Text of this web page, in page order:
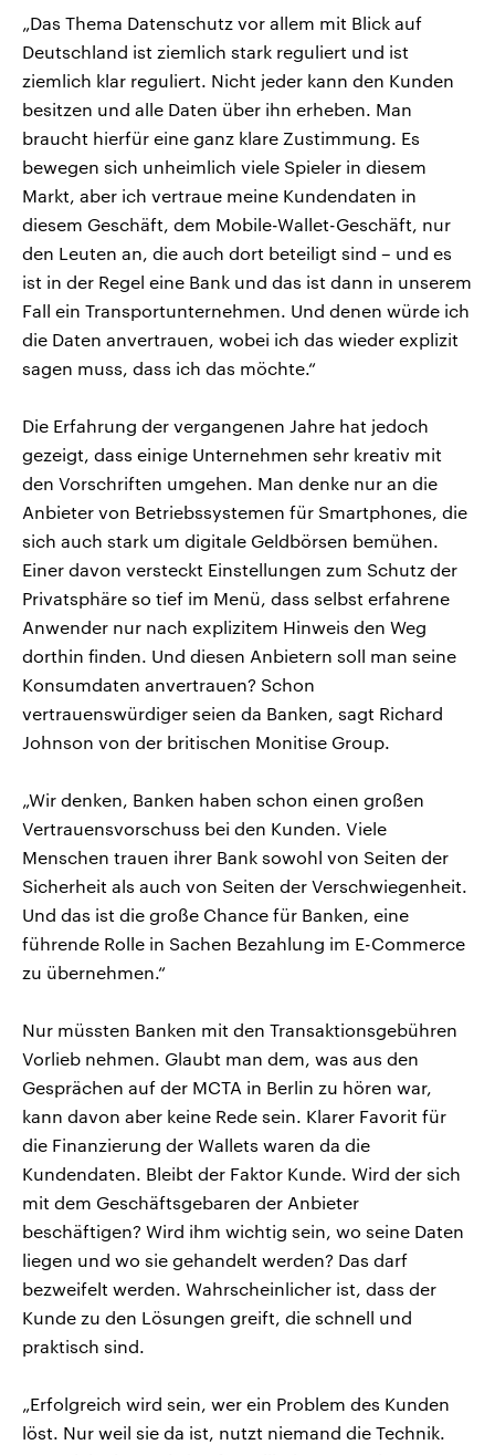
„Das Thema Datenschutz vor allem mit Blick auf
Deutschland ist ziemlich stark reguliert und ist
ziemlich klar reguliert. Nicht jeder kann den Kunden
besitzen und alle Daten über ihn erheben. Man
braucht hierfür eine ganz klare Zustimmung. Es
bewegen sich unheimlich viele Spieler in diesem
Markt, aber ich vertraue meine Kundendaten in
diesem Geschäft, dem Mobile-Wallet-Geschäft, nur
den Leuten an, die auch dort beteiligt sind – und es
ist in der Regel eine Bank und das ist dann in unserem
Fall ein Transportunternehmen. Und denen würde ich
die Daten anvertrauen, wobei ich das wieder explizit
sagen muss, dass ich das möchte.“
Die Erfahrung der vergangenen Jahre hat jedoch
gezeigt, dass einige Unternehmen sehr kreativ mit
den Vorschriften umgehen. Man denke nur an die
Anbieter von Betriebssystemen für Smartphones, die
sich auch stark um digitale Geldbörsen bemühen.
Einer davon versteckt Einstellungen zum Schutz der
Privatsphäre so tief im Menü, dass selbst erfahrene
Anwender nur nach explizitem Hinweis den Weg
dorthin finden. Und diesen Anbietern soll man seine
Konsumdaten anvertrauen? Schon
vertrauenswürdiger seien da Banken, sagt Richard
Johnson von der britischen Monitise Group.
„Wir denken, Banken haben schon einen großen
Vertrauensvorschuss bei den Kunden. Viele
Menschen trauen ihrer Bank sowohl von Seiten der
Sicherheit als auch von Seiten der Verschwiegenheit.
Und das ist die große Chance für Banken, eine
führende Rolle in Sachen Bezahlung im E-Commerce
zu übernehmen.“
Nur müssten Banken mit den Transaktionsgebühren
Vorlieb nehmen. Glaubt man dem, was aus den
Gesprächen auf der MCTA in Berlin zu hören war,
kann davon aber keine Rede sein. Klarer Favorit für
die Finanzierung der Wallets waren da die
Kundendaten. Bleibt der Faktor Kunde. Wird der sich
mit dem Geschäftsgebaren der Anbieter
beschäftigen? Wird ihm wichtig sein, wo seine Daten
liegen und wo sie gehandelt werden? Das darf
bezweifelt werden. Wahrscheinlicher ist, dass der
Kunde zu den Lösungen greift, die schnell und
praktisch sind.
„Erfolgreich wird sein, wer ein Problem des Kunden
löst. Nur weil sie da ist, nutzt niemand die Technik.